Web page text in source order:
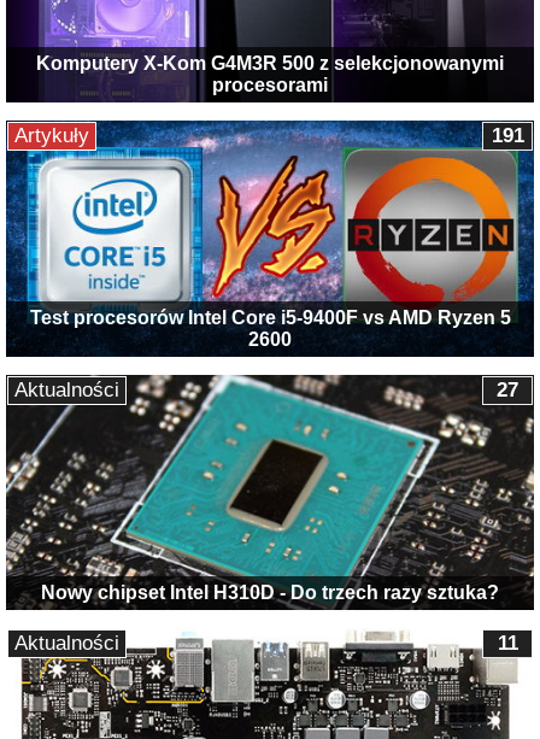
Komputery X-Kom G4M3R 500 z selekcjonowanymi
procesorami
Test procesorów Intel Core i5-9400F vs AMD Ryzen 5
2600
191
Artykuły
Nowy chipset Intel H310D - Do trzech razy sztuka?
27
Aktualności
11
Aktualności